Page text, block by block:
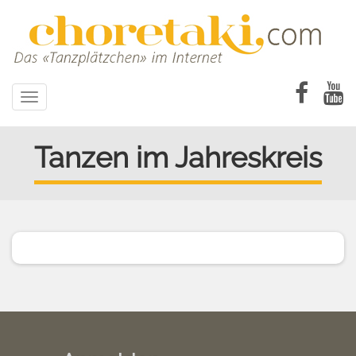
Toggle
navigation
Tanzen im Jahreskreis